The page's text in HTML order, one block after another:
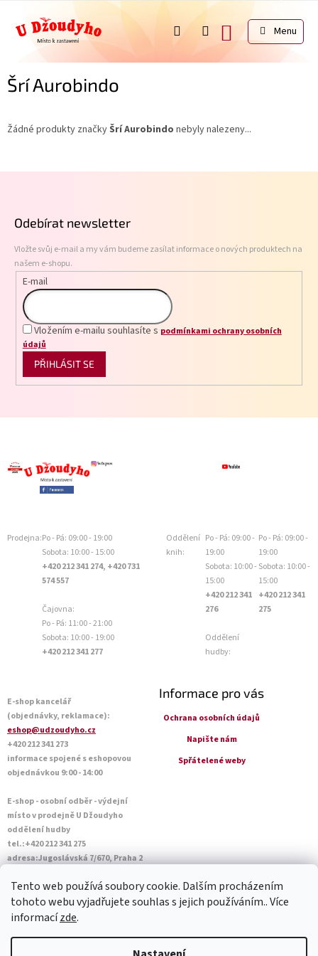
Tento web používá soubory cookie. Dalším procházením
tohoto webu vyjadřujete souhlas s jejich používáním.. Více
informacízde.
obsah
NÁKUPNÍ
KOŠÍK
Šrí Aurobindo
Žádné produkty značkyŠrí Aurobindo nebyly nalezeny...
Odebírat newsletter
Vložte svůj e-mail a my vám budeme zasílat informace o nových produktech na
našem e-shopu.
E-mail
Vložením e-mailu souhlasíte s podmínkami ochrany osobních
údajů
PŘIHLÁSIT SE
Prodejna:Po - Pá: 09:00 - 19:00
Sobota: 10:00 - 15:00
+420 212 341 274, +420 731
574 557
Čajovna:
Po - Pá: 11:00 - 21:00
Sobota: 10:00 - 19:00
+420 212 341 277
Oddělení
knih:
Po - Pá: 09:00 -
19:00
Sobota: 10:00 -
15:00
+420 212 341
276
Oddělení
hudby:
Po - Pá: 09:00 -
19:00
Sobota: 10:00 -
15:00
+420 212 341
275
E-shop kancelář
(objednávky, reklamace):
eshop@udzoudyho.cz
+420 212 341 273
informace spojené s eshopovou
objednávkou 9:00 - 14:00
E-shop - osobní odběr - výdejní
místo v prodejně U Džoudyho
oddělení hudby
tel.:+420 212 341 275
adresa:Jugoslávská 7/670, Praha 2
Sobota: 10:00 - 14:45
Informace pro vás
Ochrana osobních údajů
Napište nám
Spřátelené weby